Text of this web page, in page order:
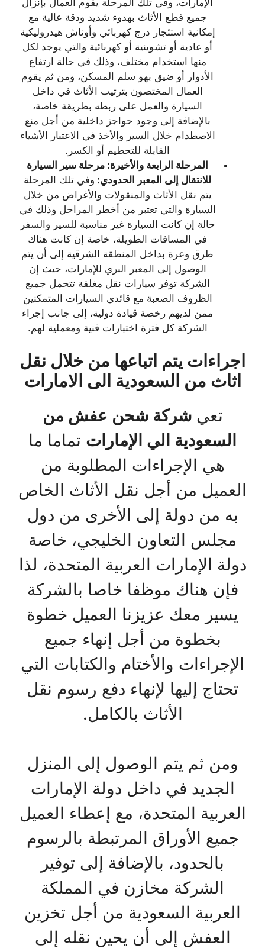
الإمارات، وفي تلك المرحلة يقوم العمال بإنزال
جميع قطع الأثاث بهدوء شديد ودقة عالية مع
إمكانية استئجار درج كهربائي وأوناش هيدروليكية
أو عادية أو تشوينية أو كهربائية والتي يوجد لكل
منها استخدام مختلف، وذلك في حالة ارتفاع
الأدوار أو ضيق بهو سلم المسكن، ومن ثم يقوم
العمال المختصون بترتيب الأثاث في داخل
السيارة والعمل على ربطه بطريقة خاصة،
بالإضافة إلى وجود حواجز داخلية من أجل منع
الاصطدام خلال السير والأخذ في الاعتبار الأشياء
القابلة للتحطيم أو الكسر.
المرحلة الرابعة والأخيرة: مرحلة سير السيارة
للانتقال إلى المعبر الحدودي: وفي تلك المرحلة
يتم نقل الأثاث والمنقولات والأغراض من خلال
السيارة والتي تعتبر من أخطر المراحل وذلك في
حالة إن كانت السيارة غير مناسبة للسير والسفر
في المسافات الطويلة، خاصة إن كانت هناك
طرق وعرة بداخل المنطقة الشرقية إلى أن يتم
الوصول إلى المعبر البري للإمارات، حيث إن
الشركة توفر سيارات نقل مغلقة تتحمل جميع
الظروف الصعبة مع قائدي السيارات المتمكنين
ممن لديهم رخصة قيادة دولية، إلى جانب إجراء
الشركة كل فترة اختبارات فنية ومعملية لهم.
اجراءات يتم اتباعها من خلال نقل
اثاث من السعودية الى الامارات
تعيشركة شحن عفش من
السعودية الي الإمارات تماما ما
هي الإجراءات المطلوبة من
العميل من أجل نقل الأثاث الخاص
به من دولة إلى الأخرى من دول
مجلس التعاون الخليجي، خاصة
دولة الإمارات العربية المتحدة، لذا
فإن هناك موظفا خاصا بالشركة
يسير معك عزيزنا العميل خطوة
بخطوة من أجل إنهاء جميع
الإجراءات والأختام والكتابات التي
تحتاج إليها لإنهاء دفع رسوم نقل
الأثاث بالكامل.
ومن ثم يتم الوصول إلى المنزل
الجديد في داخل دولة الإمارات
العربية المتحدة، مع إعطاء العميل
جميع الأوراق المرتبطة بالرسوم
بالحدود، بالإضافة إلى توفير
الشركة مخازن في المملكة
العربية السعودية من أجل تخزين
العفش إلى أن يحين نقله إلى